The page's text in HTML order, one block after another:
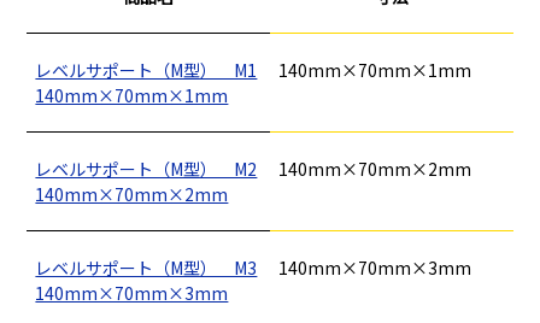
レベルサポート（M型） M1
140mm×70mm×1mm
140mm×70mm×1mm
レベルサポート（M型） M2
140mm×70mm×2mm
140mm×70mm×2mm
レベルサポート（M型） M3
140mm×70mm×3mm
140mm×70mm×3mm